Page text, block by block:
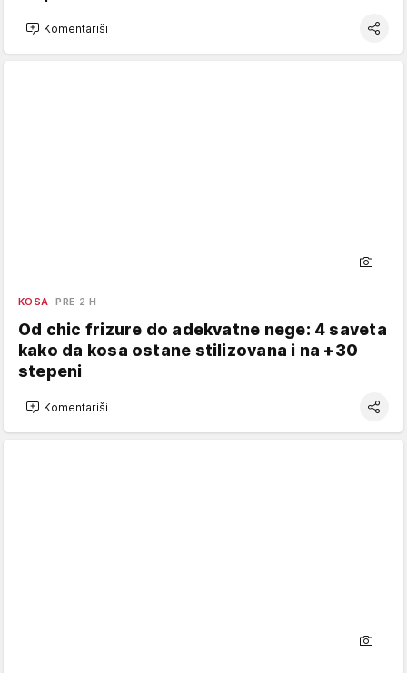
Komentariši
KOSA PRE 2 H
Od chic frizure do adekvatne nege: 4 saveta
kako da kosa ostane stilizovana i na +30
stepeni
Komentariši